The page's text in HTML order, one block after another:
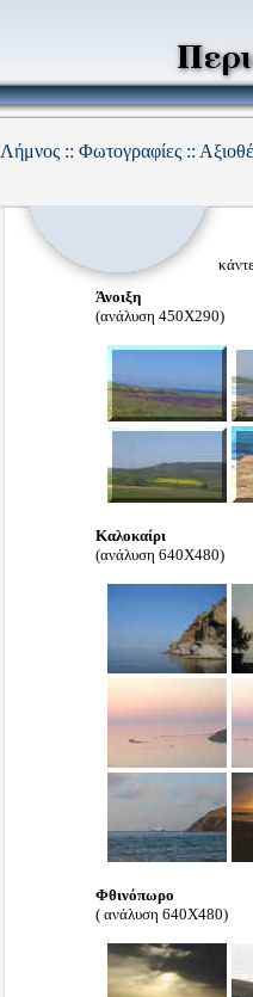
Λήμνος :: Φωτογραφίες ::
Άνοιξη
(ανάλυση 450Χ290)
Καλοκαίρι
(ανάλυση 640Χ480)
Φθινόπωρο
( ανάλυση 640Χ480)